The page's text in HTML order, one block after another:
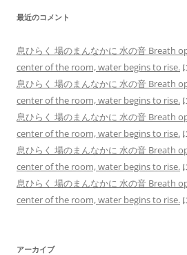
最近のコメント
息ひらく 場のまんなかに 水の音 Breath
center of the room, water begins to rise.
息ひらく 場のまんなかに 水の音 Breath
center of the room, water begins to rise.
息ひらく 場のまんなかに 水の音 Breath
center of the room, water begins to rise.
息ひらく 場のまんなかに 水の音 Breath
center of the room, water begins to rise.
息ひらく 場のまんなかに 水の音 Breath
center of the room, water begins to rise.
アーカイブ